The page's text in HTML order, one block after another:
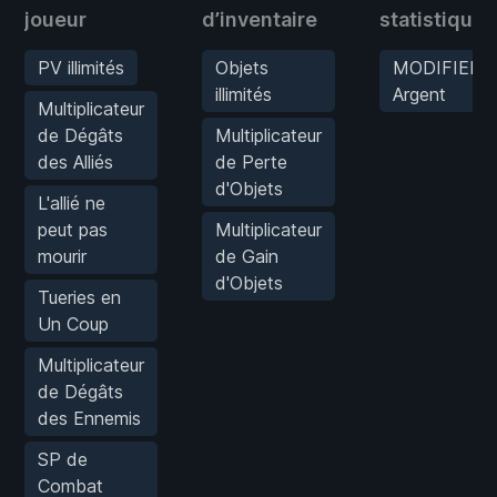
joueur
PV illimités
Multiplicateur
de Dégâts
des Alliés
L'allié ne
peut pas
mourir
Tueries en
Un Coup
Multiplicateur
de Dégâts
des Ennemis
SP de
Combat
d’inventaire
Objets
illimités
Multiplicateur
de Perte
d'Objets
Multiplicateur
de Gain
d'Objets
statistiques
MODIFIER
Argent